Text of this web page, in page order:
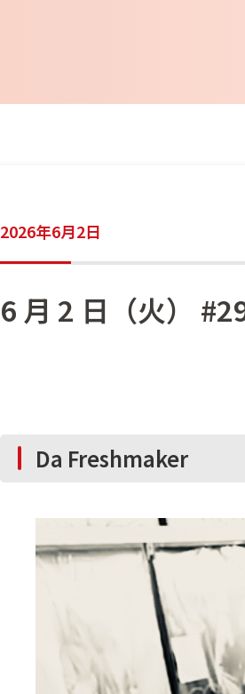
2026年6月2日
6 月 2 日（火）
Da Freshmaker